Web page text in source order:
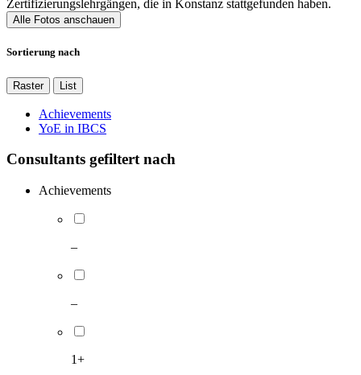
Zertifizierungslehrgängen, die in Konstanz stattgefunden haben.
Alle Fotos anschauen
Sortierung nach
Raster List
Achievements
YoE in IBCS
Consultants gefiltert nach
Achievements
–
–
1+